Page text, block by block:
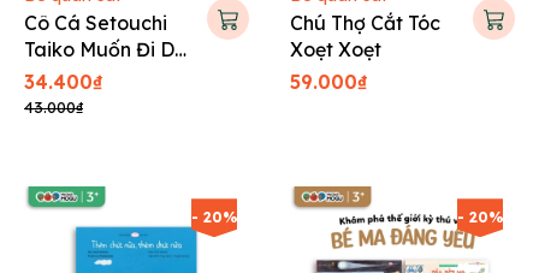
Cô Cá Setouchi
Taiko Muốn Đi Dự
Tiệc
34.400₫
43.000₫
Chú Thợ Cắt Tóc
Xoẹt Xoẹt
59.000₫
- 20% - 20%